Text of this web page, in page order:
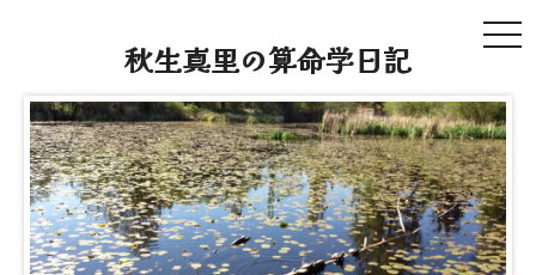
秋生真里の算命学日記